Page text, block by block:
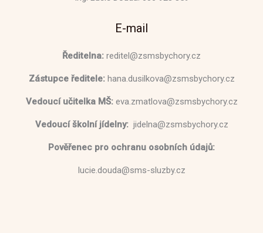
E-mail
Ředitelna: reditel@zsmsbychory.cz
Zástupce ředitele:hana.dusilkova@zsmsbychory.cz
Vedoucí učitelka MŠ:eva.zmatlova@zsmsbychory.cz
Vedoucí školní jídelny: jidelna@zsmsbychory.cz
Pověřenec pro ochranu osobních údajů:
lucie.douda@sms-sluzby.cz